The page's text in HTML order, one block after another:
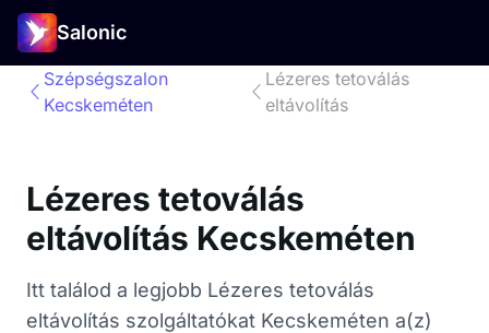
Salonic
Szépségszalon
Kecskeméten
Lézeres tetoválás
eltávolítás
Lézeres tetoválás
eltávolítás Kecskeméten
Itt találod a legjobb Lézeres tetoválás
eltávolítás szolgáltatókat Kecskeméten a(z)